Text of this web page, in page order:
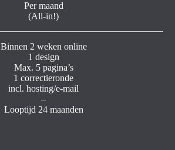
Per maand
(All-in!)
Binnen 2 weken online
1 design
Max. 5 pagina’s
1 correctieronde
incl. hosting/e-mail
–
Looptijd 24 maanden